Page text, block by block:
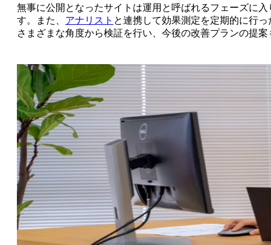
無事に公開となったサイトは運用と呼ばれるフェーズに
す。また、 アナリスト と連携して効果測定を定期的に行
さまざまな角度から検証を行い、今後の改善プランの提案